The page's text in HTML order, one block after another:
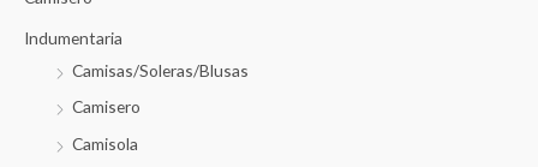
Indumentaria
Camisas/Soleras/Blusas
Camisero
Camisola